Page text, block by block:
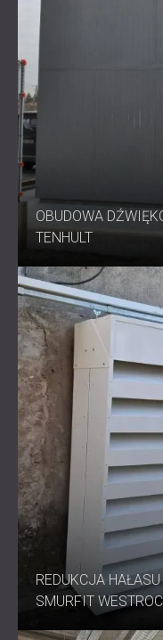
OBUDOWA
TENHULT
REDUKCJA
SMURFIT